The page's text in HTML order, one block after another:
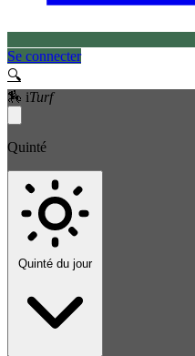
Se connecter
🔍
🏇 iTurf
Quinté
Quinté du jour